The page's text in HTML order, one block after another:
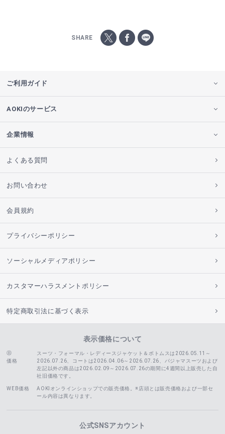
SHARE
ご利用ガイド
AOKIのサービス
企業情報
よくある質問
お問い合わせ
会員規約
プライバシーポリシー
ソーシャルメディアポリシー
カスタマーハラスメントポリシー
特定商取引法に基づく表示
表示価格について
価格
スーツ・フォーマル・レディースジャケット＆ボトムスは2026.05.11～
2026.07.26、コートは2026.04.06～2026.07.26、
パジャマスーツおよび
左記以外の商品は2026.02.09～2026.07.26の期間に4週間以上販売した自
社旧価格です。
WEB価格
AOKIオンラインショップでの販売価格。※店頭とは販売価格および一部セ
ール内容は異なります。
公式SNSアカウント